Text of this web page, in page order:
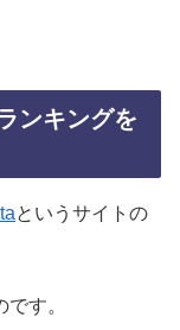
ンキングを
というサイトの
す。